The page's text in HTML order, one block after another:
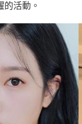
活動。